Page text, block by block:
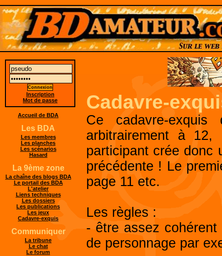
Cadavre-
Ce cadavre-
arbitrairement à
participant crée donc
précédente ! Le
page 11 etc.
Les règles :
- être assez
de personnage par
Inscription
Mot de passe
Accueil de BDA
Les BDA
Les membres
Les planches
Les scénarios
Hasard
La 9ème zone
La chaîne des blogs BDA
Le portail des BDA
L'atelier
Liens techniques
Les dossiers
Les publications
Les jeux
Cadavre-exquis
Communiquer
La tribune
Le chat
Le forum